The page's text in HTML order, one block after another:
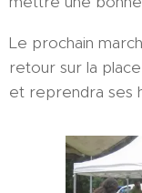
Le prochain
retour sur la
et reprendra ses